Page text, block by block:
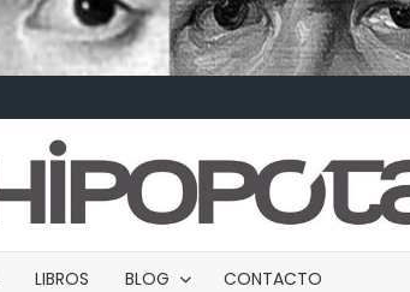
LIBROS BLOG CONTACTO